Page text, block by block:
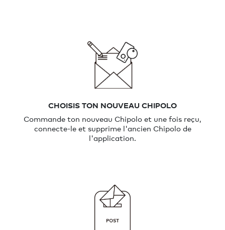
CHOISIS TON NOUVEAU CHIPOLO
Commande ton nouveau Chipolo et une fois reçu,
connecte-le et supprime l'ancien Chipolo de
l'application.